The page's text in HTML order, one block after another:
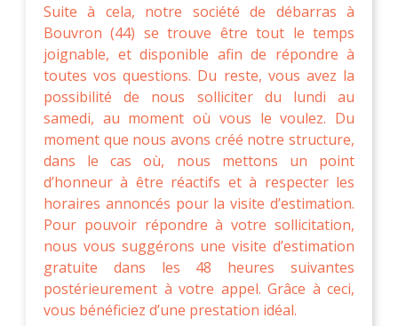
Suite à cela, notre société de débarras à
Bouvron (44) se trouve être tout le temps
joignable, et disponible afin de répondre à
toutes vos questions. Du reste, vous avez la
possibilité de nous solliciter du lundi au
samedi, au moment où vous le voulez. Du
moment que nous avons créé notre structure,
dans le cas où, nous mettons un point
d’honneur à être réactifs et à respecter les
horaires annoncés pour la visite d’estimation.
Pour pouvoir répondre à votre sollicitation,
nous vous suggérons une visite d’estimation
gratuite dans les 48 heures suivantes
postérieurement à votre appel. Grâce à ceci,
vous bénéficiez d’une prestation idéal.